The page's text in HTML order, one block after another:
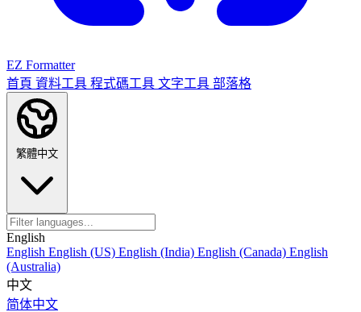
EZ Formatter
首頁 資料工具 程式碼工具 文字工具 部落格
繁體中文
English
English English (US) English (India) English (Canada) English
(Australia)
中文
简体中文